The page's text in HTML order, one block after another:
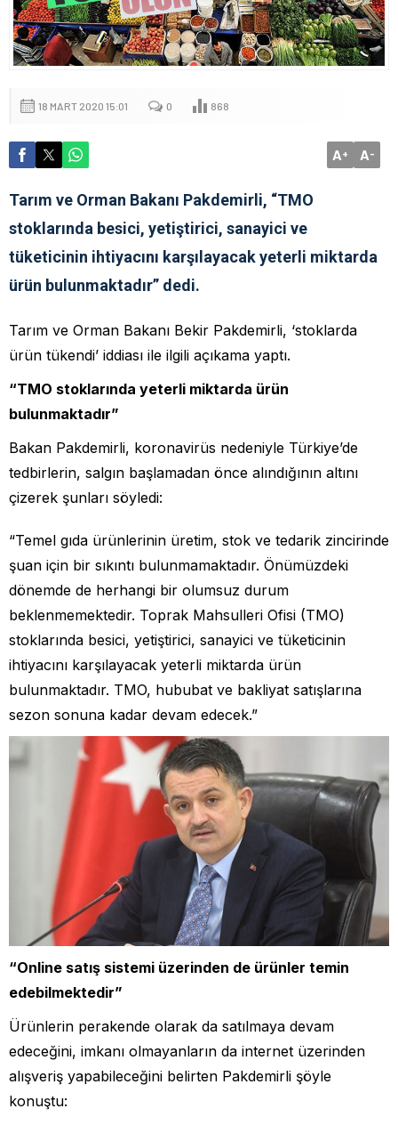
18 MART 2020 15:01 0 868
A+ A-
Tarım ve Orman Bakanı Pakdemirli, “TMO
stoklarında besici, yetiştirici, sanayici ve
tüketicinin ihtiyacını karşılayacak yeterli miktarda
ürün bulunmaktadır” dedi.
Tarım ve Orman Bakanı Bekir Pakdemirli, ‘stoklarda
ürün tükendi’ iddiası ile ilgili açıkama yaptı.
“TMO stoklarında yeterli miktarda ürün
bulunmaktadır”
Bakan Pakdemirli, koronavirüs nedeniyle Türkiye’de
tedbirlerin, salgın başlamadan önce alındığının altını
çizerek şunları söyledi:
“Temel gıda ürünlerinin üretim, stok ve tedarik zincirinde
şuan için bir sıkıntı bulunmamaktadır. Önümüzdeki
dönemde de herhangi bir olumsuz durum
beklenmemektedir. Toprak Mahsulleri Ofisi (TMO)
stoklarında besici, yetiştirici, sanayici ve tüketicinin
ihtiyacını karşılayacak yeterli miktarda ürün
bulunmaktadır. TMO, hububat ve bakliyat satışlarına
sezon sonuna kadar devam edecek.”
“Online satış sistemi üzerinden de ürünler temin
edebilmektedir”
Ürünlerin perakende olarak da satılmaya devam
edeceğini, imkanı olmayanların da internet üzerinden
alışveriş yapabileceğini belirten Pakdemirli şöyle
konuştu: